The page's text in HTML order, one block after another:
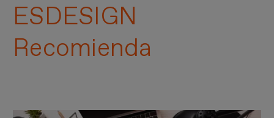
ESDESIGN
Recomienda